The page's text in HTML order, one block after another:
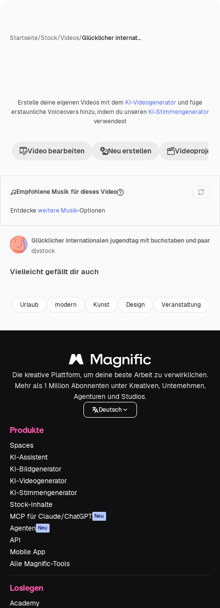
Startseite/Stock/Videos/Glücklicher internat…
Premium
Erstelle deine eigenen Videos mit dem KI-Videogenerator und füge
erstaunliche Voiceovers hinzu, indem du unseren KI-Stimmengenerator
verwendest
Video bearbeiten Neu erstellen Videoprojekt
Empfohlene Musik für dieses Video
Entdeckeweitere Musik-Optionen
Glücklicher internationalen jugendtag mit buchstaben und paar
djvstock
Vielleicht gefällt dir auch
Urlaub modern Kunst Design Veranstaltung
Die kreative Plattform, um deine beste Arbeit zu verwirklichen.
Mehr als 1 Million Abonnenten unter Kreativen, Unternehmen,
Agenturen und Studios.
Deutsch
Produkte
Spaces
KI-Assistent
KI-Bildgenerator
KI-Videogenerator
KI-Stimmengenerator
Stock-Inhalte
MCP für Claude/ChatGPT Neu
Agenten Neu
API
Mobile App
Alle Magnific-Tools
Loslegen
Academy